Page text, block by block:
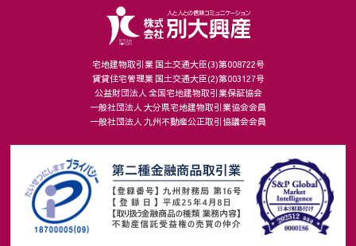
宅地建物取引業 国土交通大臣(3)第008722号
賃貸住宅管理業 国土交通大臣(2)第003127号
公益財団法人 全国宅地建物取引業保証協会
一般社団法人 大分県宅地建物取引業協会会員
一般社団法人 九州不動産公正取引協議会会員